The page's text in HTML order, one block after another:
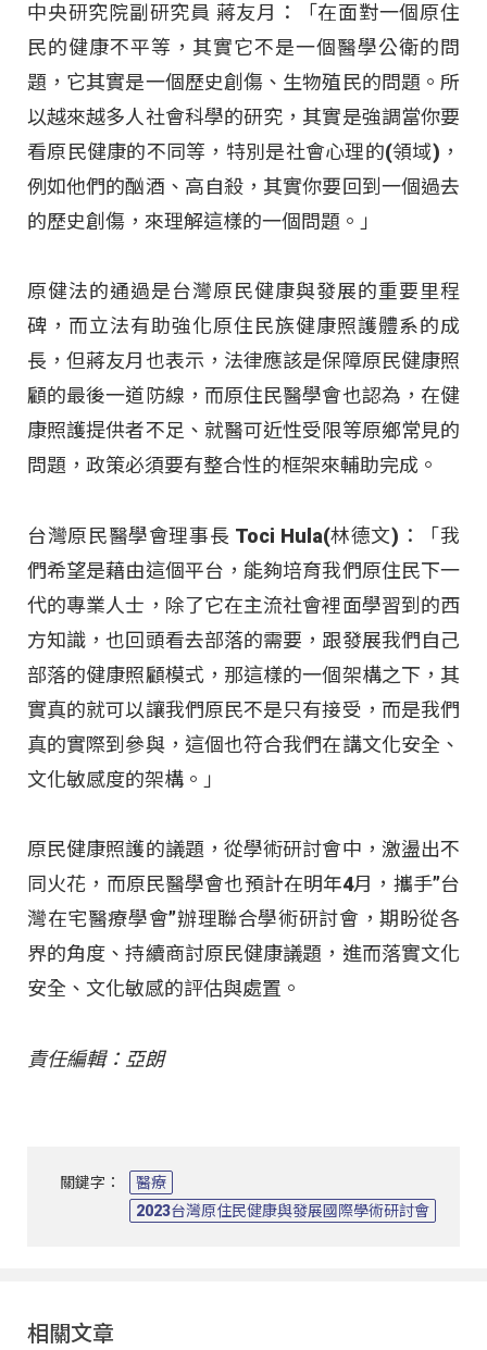
中央研究院副研究員 蔣友月：「在面對一個原住
民的健康不平等，其實它不是一個醫學公衛的問
題，它其實是一個歷史創傷、生物殖民的問題。所
以越來越多人社會科學的研究，其實是強調當你要
看原民健康的不同等，特別是社會心理的(領域)，
例如他們的酗酒、高自殺，其實你要回到一個過去
的歷史創傷，來理解這樣的一個問題。」
原健法的通過是台灣原民健康與發展的重要里程
碑，而立法有助強化原住民族健康照護體系的成
長，但蔣友月也表示，法律應該是保障原民健康照
顧的最後一道防線，而原住民醫學會也認為，在健
康照護提供者不足、就醫可近性受限等原鄉常見的
問題，政策必須要有整合性的框架來輔助完成。
台灣原民醫學會理事長 Toci Hula(林德文)：「我
們希望是藉由這個平台，能夠培育我們原住民下一
代的專業人士，除了它在主流社會裡面學習到的西
方知識，也回頭看去部落的需要，跟發展我們自己
部落的健康照顧模式，那這樣的一個架構之下，其
實真的就可以讓我們原民不是只有接受，而是我們
真的實際到參與，這個也符合我們在講文化安全、
文化敏感度的架構。」
原民健康照護的議題，從學術研討會中，激盪出不
同火花，而原民醫學會也預計在明年4月，攜手”台
灣在宅醫療學會”辦理聯合學術研討會，期盼從各
界的角度、持續商討原民健康議題，進而落實文化
安全、文化敏感的評估與處置。
責任編輯：亞朗
關鍵字：
醫療
2023台灣原住民健康與發展國際學術研討會
相關文章